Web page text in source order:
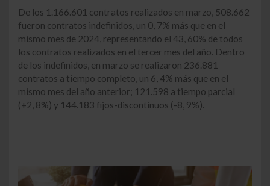
De los 1.166.601 contratos realizados en marzo, 508.662
fueron contratos indefinidos, un 0, 7% más que en el
mismo mes de 2024, representando el 43, 60% de todos
los contratos realizados en el tercer mes del año. Dentro
de los indefinidos, en marzo se realizaron 236.881
contratos a tiempo completo, un 6, 4% más que en el
mismo mes del año anterior; 121.598 a tiempo parcial
(+2, 8%) y 144.183 fijos-discontinuos (-8, 9%).